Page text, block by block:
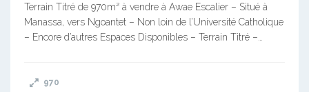
Terrain Titré de 970m² à vendre à Awae Escalier – Situé à
Manassa, vers Ngoantet – Non loin de l’Université Catholique
– Encore d’autres Espaces Disponibles – Terrain Titré –…
970